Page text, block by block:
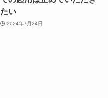
たい
2024年7月24日